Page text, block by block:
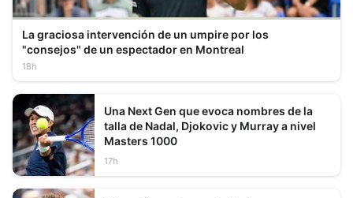
La graciosa intervención de un umpire por los
"consejos" de un espectador en Montreal
18h
Una Next Gen que evoca nombres de la
talla de Nadal, Djokovic y Murray a nivel
Masters 1000
17h